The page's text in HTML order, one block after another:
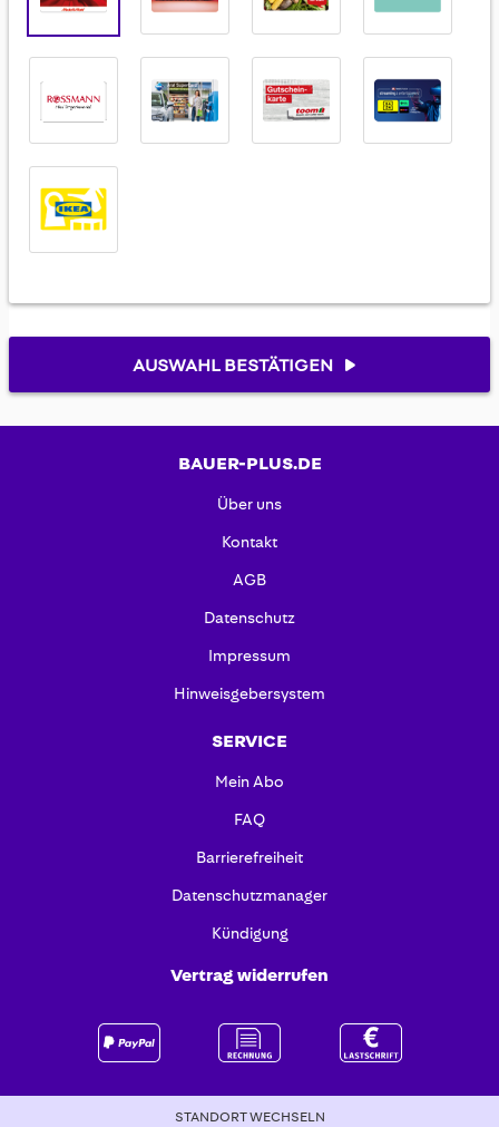
AUSWAHL BESTÄTIGEN
BAUER-PLUS.DE
Über uns
Kontakt
AGB
Datenschutz
Impressum
Hinweisgebersystem
SERVICE
Mein Abo
FAQ
Barrierefreiheit
Datenschutzmanager
Kündigung
Vertrag widerrufen
STANDORT WECHSELN